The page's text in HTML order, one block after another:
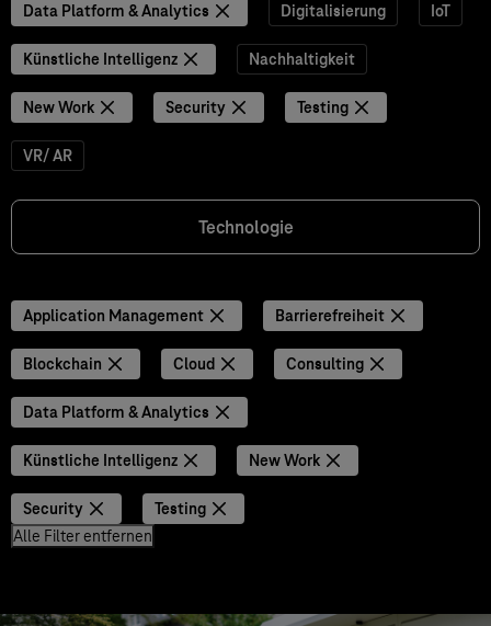
Data Platform & Analytics Digitalisierung IoT
Künstliche Intelligenz Nachhaltigkeit
New Work Security Testing
VR/ AR
Technologie
Application Management Barrierefreiheit
Blockchain Cloud Consulting
Data Platform & Analytics
Künstliche Intelligenz New Work
Security
Testing
Alle Filter entfernen